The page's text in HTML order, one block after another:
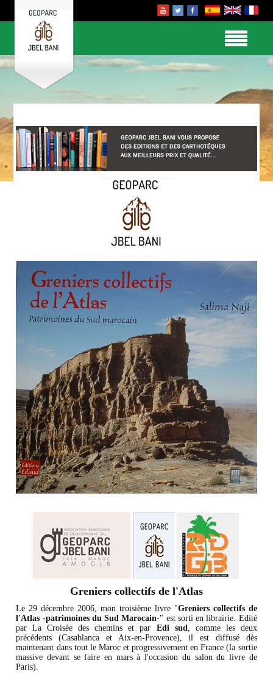
Greniers collectifs de l'Atlas
Le 29 décembre 2006, mon troisième livre "Greniers collectifs de
l'Atlas -patrimoines du Sud Marocain-" est sorti en librairie. Edité
par La Croisée des chemins et par Edi sud , comme les deux
précédents (Casablanca et Aix-en-Provence), il est diffusé dès
maintenant dans tout le Maroc et progressivement en France (la sortie
massive devant se faire en mars à l'occasion du salon du livre de
Paris).